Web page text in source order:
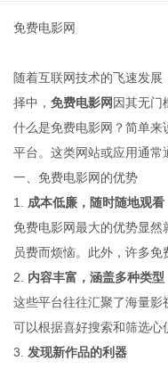
免费电影网
随着互联网技术的飞速发
择中， 免费电影网 因其无门
什么是免费电影网？简单
平台。这类网站或应用通
一、免费电影网的优势
1. 成本低廉，随时随地观看
免费电影网最大的优势显然
员费而烦恼。此外，许多
2. 内容丰富，涵盖多种类型
这些平台往往汇聚了海量
可以根据喜好搜索和筛选心
3. 发现新作品的利器